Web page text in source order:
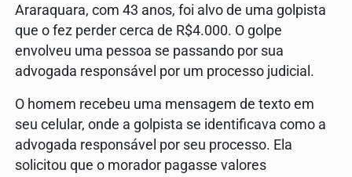
Araraquara, com 43 anos, foi alvo de uma golpista
que o fez perder cerca de R$4.000. O golpe
envolveu uma pessoa se passando por sua
advogada responsável por um processo judicial.
O homem recebeu uma mensagem de texto em
seu celular, onde a golpista se identificava como a
advogada responsável por seu processo. Ela
solicitou que o morador pagasse valores